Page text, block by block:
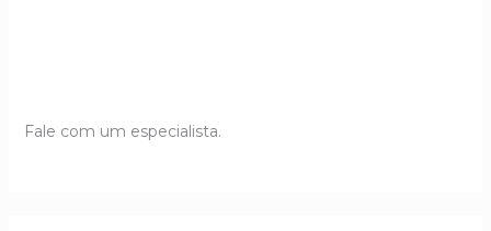
Fale com um especialista.